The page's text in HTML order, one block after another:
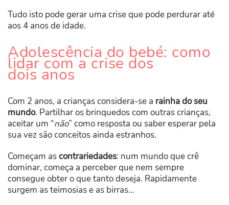
Tudo isto pode gerar uma crise que pode perdurar até
aos 4 anos de idade.
Adolescência do bebé: como
lidar com a crise dos
dois anos
Com 2 anos, a crianças considera-se a rainha do seu
mundo. Partilhar os brinquedos com outras crianças,
aceitar um “não” como resposta ou saber esperar pela
sua vez são conceitos ainda estranhos.
Começam ascontrariedades: num mundo que crê
dominar, começa a perceber que nem sempre
consegue obter o que tanto deseja. Rapidamente
surgem as teimosias e as birras…